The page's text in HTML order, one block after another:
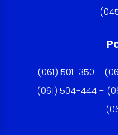
(061) 501-350 -
(061) 504-444 -